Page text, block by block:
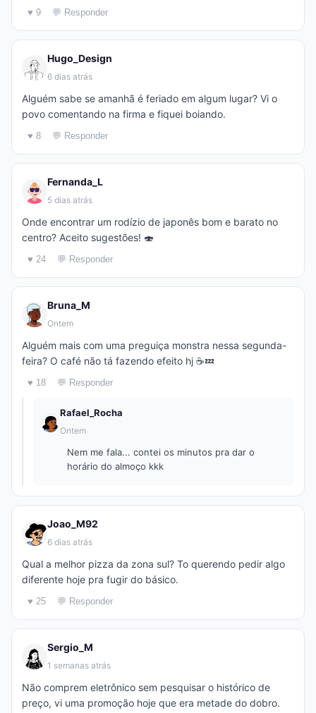
♥ 9 💬 Responder
Hugo_Design
6 dias atrás
Alguém sabe se amanhã é feriado em algum lugar? Vi o
povo comentando na firma e fiquei boiando.
♥ 8 💬 Responder
Fernanda_L
5 dias atrás
Onde encontrar um rodízio de japonês bom e barato no
centro? Aceito sugestões! 🍣
♥ 24 💬 Responder
Bruna_M
Ontem
Alguém mais com uma preguiça monstra nessa segunda-
feira? O café não tá fazendo efeito hj ☕💤
♥ 18 💬 Responder
Rafael_Rocha
Ontem
Nem me fala... contei os minutos pra dar o
horário do almoço kkk
Joao_M92
6 dias atrás
Qual a melhor pizza da zona sul? To querendo pedir algo
diferente hoje pra fugir do básico.
♥ 25 💬 Responder
Sergio_M
1 semanas atrás
Não comprem eletrônico sem pesquisar o histórico de
preço, vi uma promoção hoje que era metade do dobro.